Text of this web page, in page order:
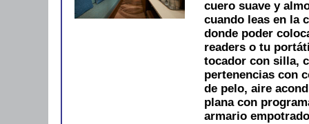
cuero suave y
cuando leas en la
donde poder
readers o tu
tocador con silla,
pertenencias con
de pelo, aire
plana con
armario